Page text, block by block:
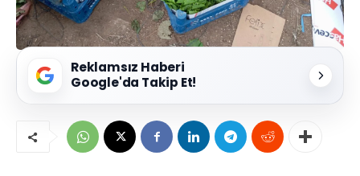
Reklamsız Haberi
Google'da Takip Et!